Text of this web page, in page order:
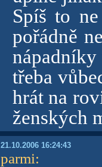
Spíš to
pořádně
třeba
hrát na
ženských
21.10.2006 16:24:43
parmi: